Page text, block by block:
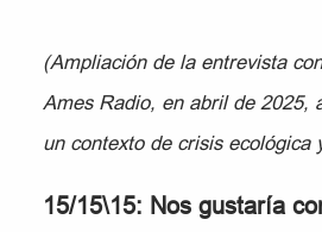
(Ampliación de la entrevista
Ames Radio, en abril de 2025,
un contexto de crisis ecológica
15/15\15: Nos gustaría